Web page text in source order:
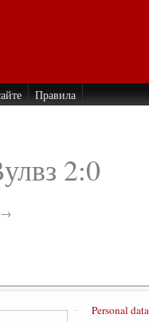
Правила
2:0
→
Personal data